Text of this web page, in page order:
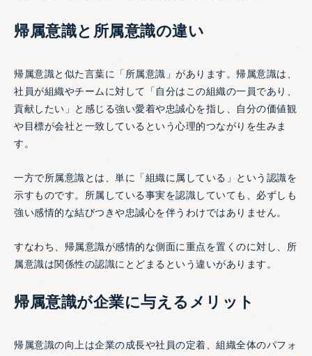
帰属意識と所属意識の違い
​​帰属意識と似た言葉に「所属意識」があります。帰属意識は、
社員が組織やチームに対して「自分はこの組織の一員であり、
貢献したい」と感じる強い愛着や忠誠心を指し、自分の価値観
や目標が会社と一致しているという心理的つながりを生みま
す。
一方で所属意識とは、単に「組織に属している」という認識を
示すものです。所属している事実を認識していても、必ずしも
強い感情的な結びつきや忠誠心を伴うわけではありません。
すなわち、帰属意識が感情的な側面に重点を置くのに対し、所
属意識は関係性の認識にとどまるという違いがあります。
帰属意識が企業に与えるメリット
帰属意識の向上は企業の成長や社員の定着、組織全体のパフォ